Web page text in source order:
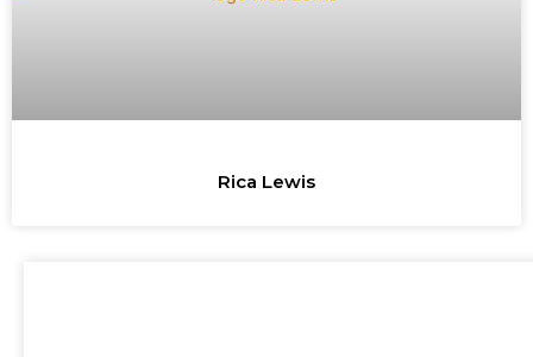
Rica Lewis